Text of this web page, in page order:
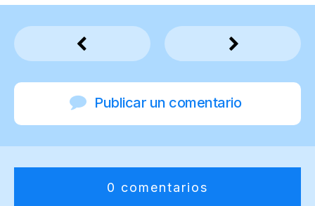
Publicar un comentario
0 comentarios